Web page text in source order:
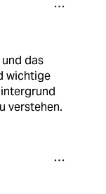
das
wichtige
verstehen.